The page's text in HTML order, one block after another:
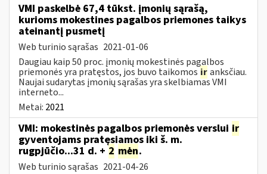
VMI paskelbė 67,4 tūkst. įmonių sąrašą,
kurioms mokestines pagalbos priemones taikys
ateinantį pusmetį
Web turinio sąrašas 2021-01-06
Daugiau kaip 50 proc. įmonių mokestinės pagalbos
priemonės yra pratęstos, jos buvo taikomos iranksčiau.
Naujai sudarytas įmonių sąrašas yra skelbiamas VMI
interneto...
Metai: 2021
VMI: mokestinės pagalbos priemonės verslui ir
gyventojams pratęsiamos iki š. m.
rugpjūčio...31 d. + 2 mėn.
Web turinio sąrašas 2021-04-26